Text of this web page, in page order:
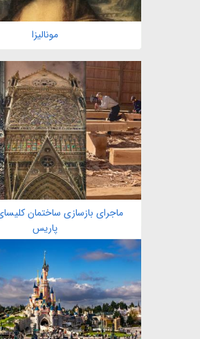
مونالیزا
ماجرای بازسازی ساختمان
پاریس